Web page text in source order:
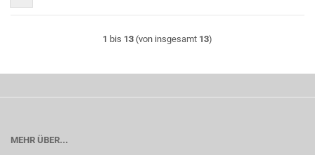
1 bis 13 (von insgesamt 13)
MEHR ÜBER...